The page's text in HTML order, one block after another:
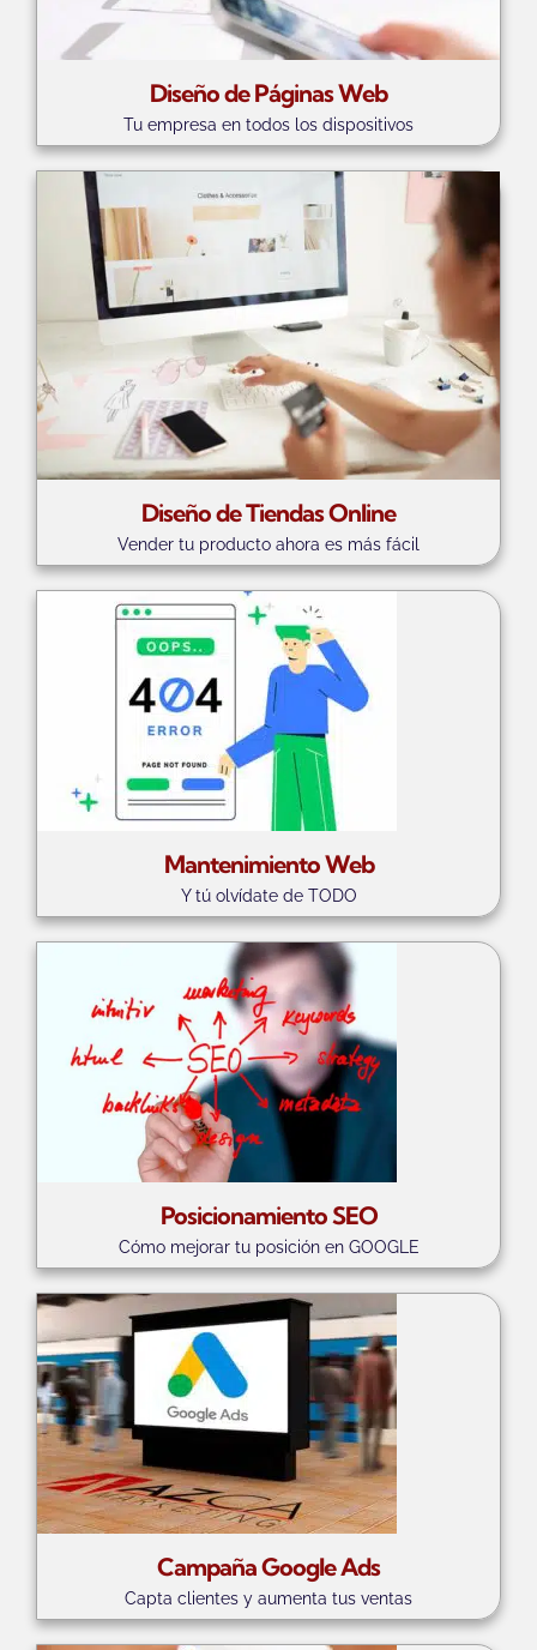
Diseño de Páginas Web
Tu empresa en todos los dispositivos
Diseño de Tiendas Online
Vender tu producto ahora es más fácil
Mantenimiento Web
Y tú olvídate de TODO
Posicionamiento SEO
Cómo mejorar tu posición en GOOGLE
Campaña Google Ads
Capta clientes y aumenta tus ventas